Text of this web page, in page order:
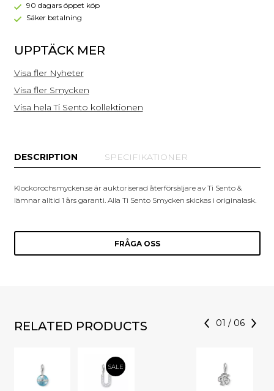
90 dagars öppet köp
Säker betalning
UPPTÄCK MER
Visa fler Nyheter
Visa fler Smycken
Visa hela Ti Sento kollektionen
DESCRIPTION SPECIFIKATIONER
Klockorochsmycken.se är auktoriserad återförsäljare av Ti Sento &
lämnar alltid 1 års garanti. Alla Ti Sento Smycken skickas i originalask.
FRÅGA OSS
RELATED PRODUCTS 01 / 06
SALE